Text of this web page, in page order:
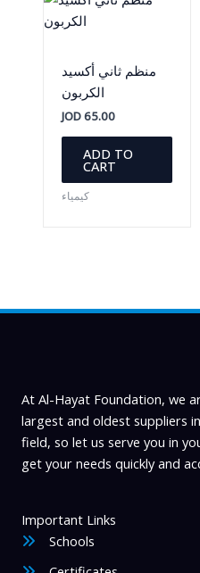
منظم ثاني أكسيد
الكربون
JOD65.00
ADD TO
CART
كيمياء
At Al-Hayat Foundation, we
largest and oldest suppliers
field, so let us serve you in
get your needs quickly and
Important Links
Schools